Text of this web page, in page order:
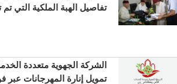
تفاصيل الهبة الملكية التي تم
الشركة الجهوية متعددة
تمويل إنارة المهرجانات عبر